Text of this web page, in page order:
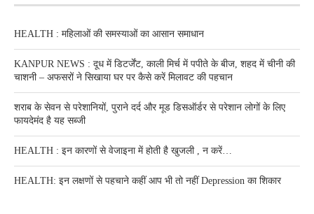
HEALTH : महिलाओं की समस्‍याओं का आसान समाधान
KANPUR NEWS : दूध में डिटर्जेंट, काली मिर्च में पपीते के बीज, शहद में चीनी की
चाशनी – अफसरों ने सिखाया घर पर कैसे करें मिलावट की पहचान
शराब के सेवन से परेशानियों, पुराने दर्द और मूड डिसऑर्डर से परेशान लोगों के लिए
फायदेमंद है यह सब्जी
HEALTH : इन कारणों से वेजाइना में होती है खुजली , न करें…
HEALTH: इन लक्षणों से पहचाने कहीं आप भी तो नहीं Depression का शिकार